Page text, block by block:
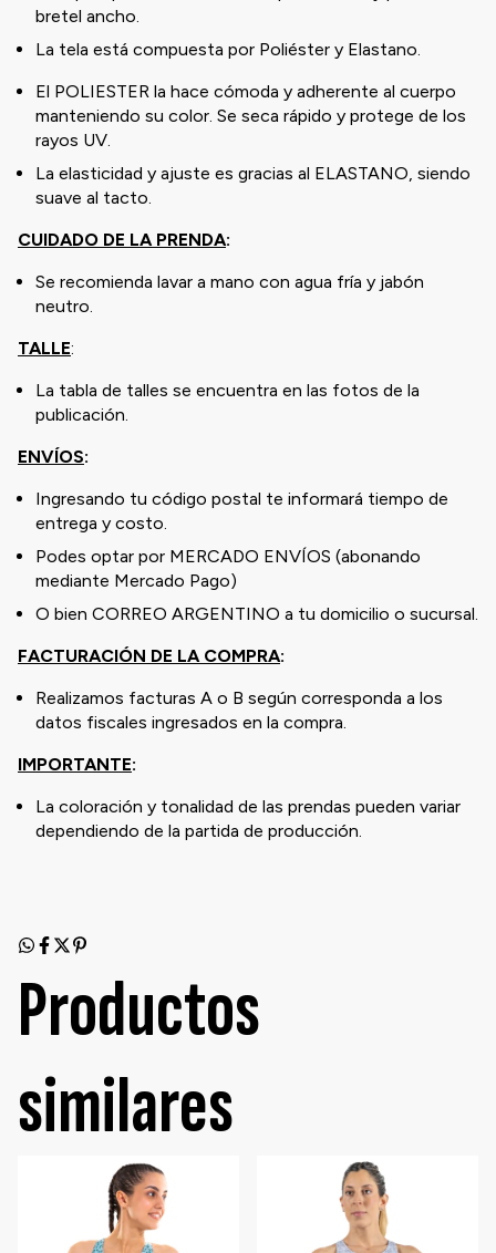
bretel ancho.
La tela está compuesta por Poliéster y Elastano.
El POLIESTER la hace cómoda y adherente al cuerpo
manteniendo su color. Se seca rápido y protege de los
rayos UV.
La elasticidad y ajuste es gracias al ELASTANO, siendo
suave al tacto.
CUIDADO DE LA PRENDA:
Se recomienda lavar a mano con agua fría y jabón
neutro.
TALLE:
La tabla de talles se encuentra en las fotos de la
publicación.
ENVÍOS:
Ingresando tu código postal te informará tiempo de
entrega y costo.
Podes optar por MERCADO ENVÍOS (abonando
mediante Mercado Pago)
O bien CORREO ARGENTINO a tu domicilio o sucursal.
FACTURACIÓN DE LA COMPRA:
Realizamos facturas A o B según corresponda a los
datos fiscales ingresados en la compra.
IMPORTANTE:
La coloración y tonalidad de las prendas pueden variar
dependiendo de la partida de producción.
Productos
similares